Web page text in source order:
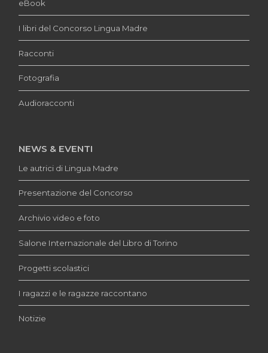
eBook
I libri del Concorso Lingua Madre
Racconti
Fotografia
Audioracconti
NEWS & EVENTI
Le autrici di Lingua Madre
Presentazione del Concorso
Archivio video e foto
Salone Internazionale del Libro di Torino
Progetti scolastici
I ragazzi e le ragazze raccontano
Notizie